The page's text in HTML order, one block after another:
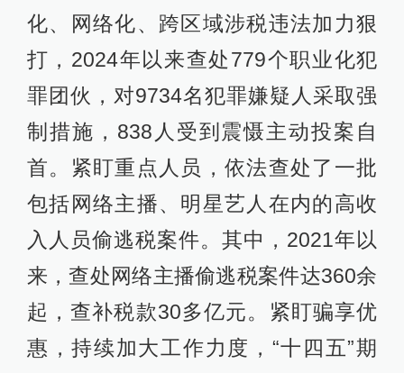
化、网络化、跨区域涉税违法加力狠
打，2024年以来查处779个职业化犯
罪团伙，对9734名犯罪嫌疑人采取强
制措施，838人受到震慑主动投案自
首。紧盯重点人员，依法查处了一批
包括网络主播、明星艺人在内的高收
入人员偷逃税案件。其中，2021年以
来，查处网络主播偷逃税案件达360余
起，查补税款30多亿元。紧盯骗享优
惠，持续加大工作力度，“十四五”期